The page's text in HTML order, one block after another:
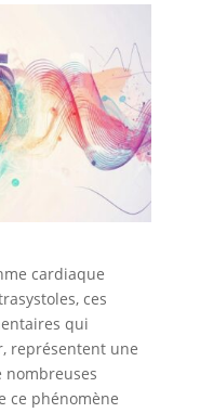
cardiaque
ces
qui
représentent une
ce phénomène